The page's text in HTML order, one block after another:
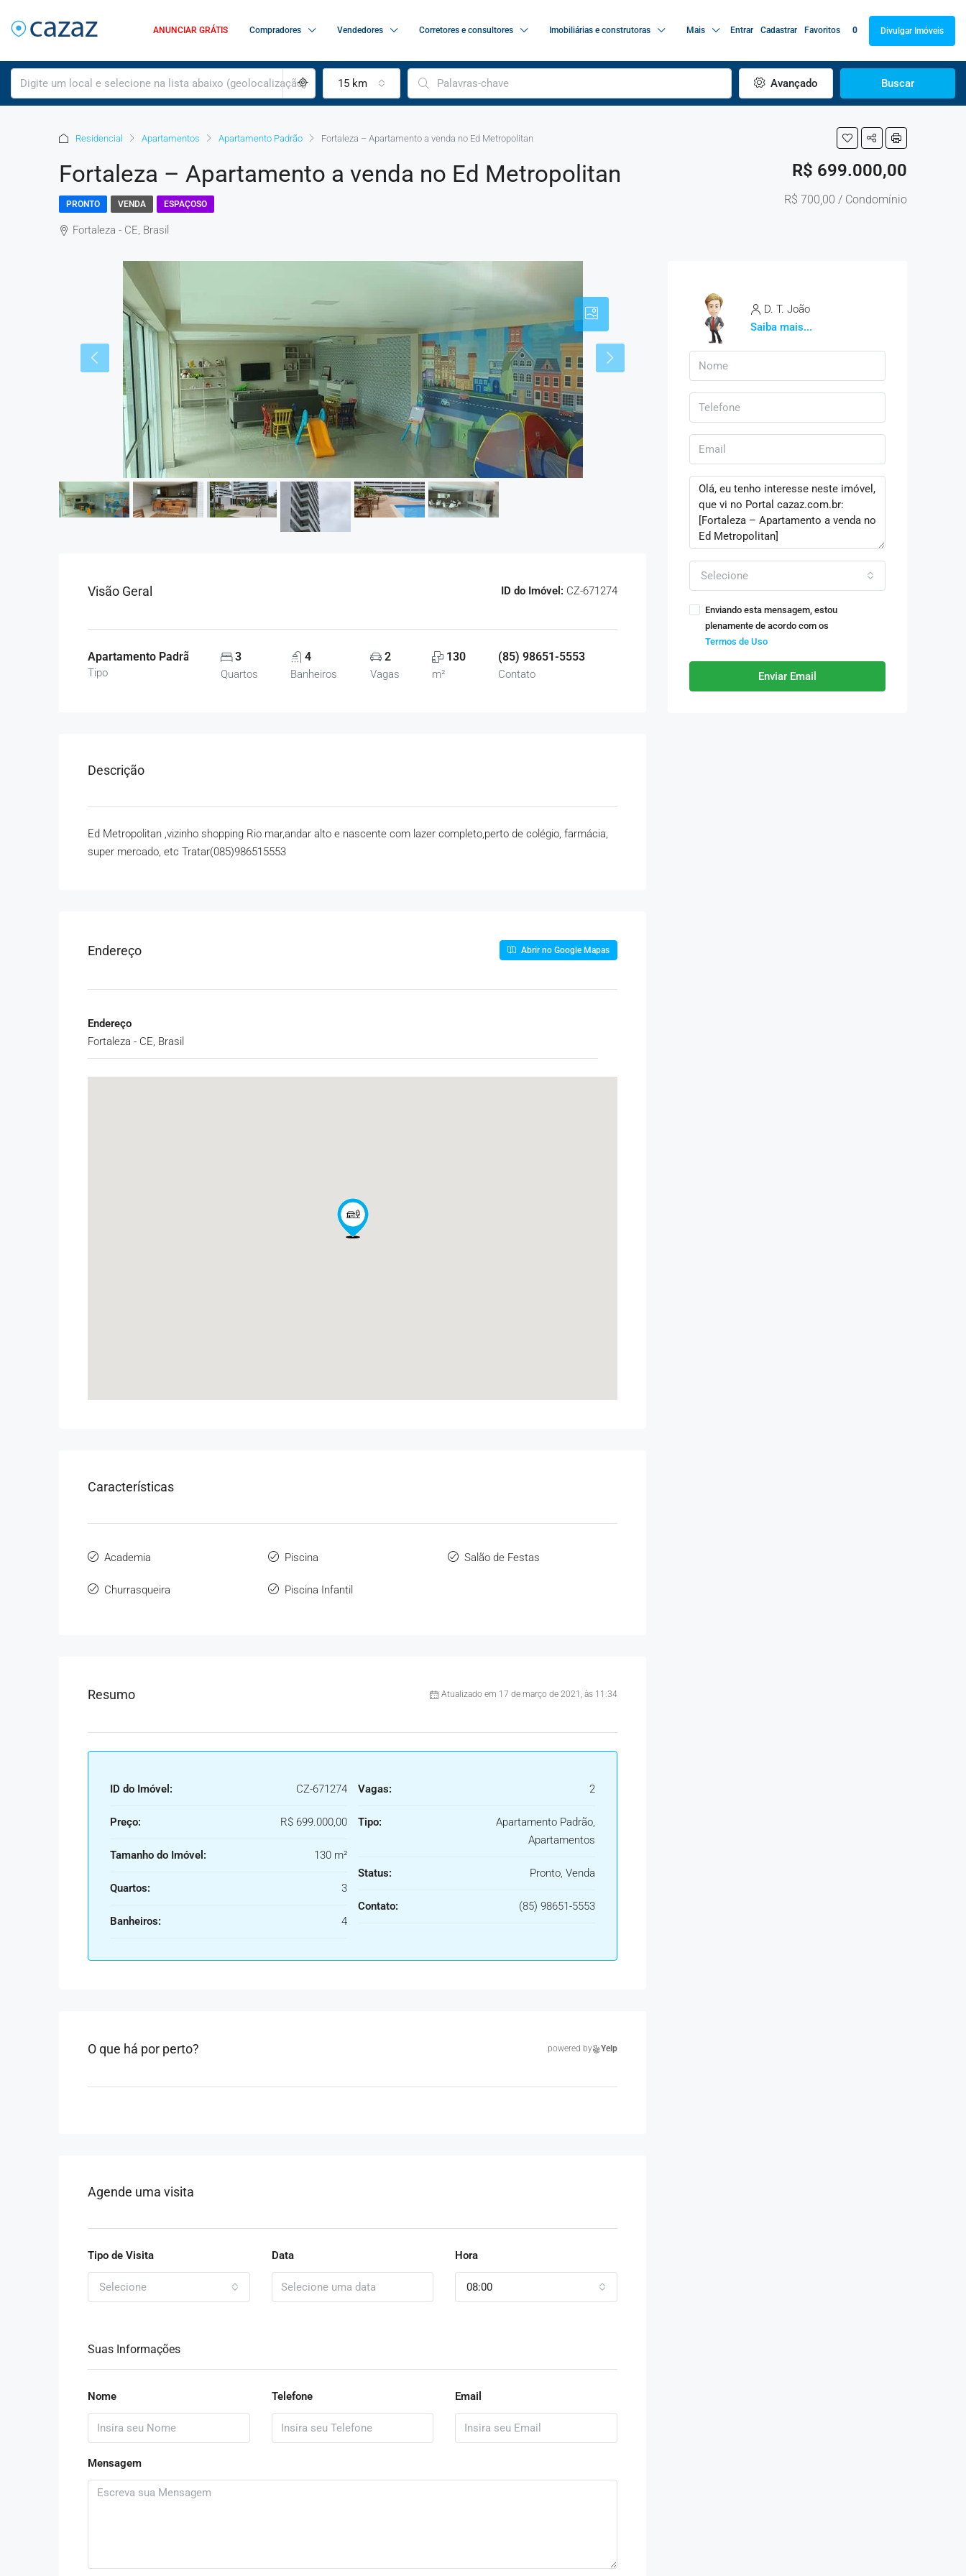
ANUNCIAR GRÁTIS Compradores Vendedores Corretores e consultores Imobiliárias e construtoras Mais Entrar Cadastrar Favoritos 0 Divulgar Imóveis
15 km Avançado Buscar
Residencial Apartamentos Apartamento Padrão Fortaleza – Apartamento a venda no Ed Metropolitan
Fortaleza – Apartamento a venda no Ed Metropolitan R$ 699.000,00
R$ 700,00 / Condomínio
PRONTO VENDA ESPAÇOSO
Fortaleza - CE, Brasil
Visão Geral ID do Imóvel: CZ-671274
Apartamento Padrão, Apartamentos
Tipo
3
Quartos
4
Banheiros
2
Vagas
130
m²
(85) 98651-5553
Contato
Descrição
Ed Metropolitan ,vizinho shopping Rio mar,andar alto e nascente com lazer completo,perto de colégio, farmácia,
super mercado, etc Tratar(085)986515553
Endereço Abrir no Google Mapas
Endereço
Fortaleza - CE, Brasil
Características
Academia
Churrasqueira
Piscina
Piscina Infantil
Salão de Festas
Resumo Atualizado em 17 de março de 2021, às 11:34
ID do Imóvel: CZ-671274
Preço: R$ 699.000,00
Tamanho do Imóvel: 130 m²
Quartos: 3
Banheiros: 4
Vagas: 2
Tipo:
Apartamento Padrão,
Apartamentos
Status: Pronto, Venda
Contato: (85) 98651-5553
O que há por perto? powered by Yelp
Agende uma visita
Tipo de Visita
Selecione
Data Hora
08:00
Suas Informações
Nome Telefone Email
Mensagem
D. T. João
Saiba mais...
Selecione
Enviando esta mensagem, estou
plenamente de acordo com os
Termos de Uso
Enviar Email